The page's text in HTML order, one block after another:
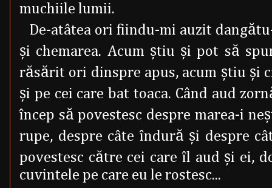
muchiile lumii.
De-atâtea ori fiindu-mi auzit
şi chemarea. Acum ştiu şi pot să
răsărit ori dinspre apus, acum ştiu şi
şi pe cei care bat toaca. Când aud
încep să povestesc despre marea-i
rupe, despre câte îndură şi despre
povestesc către cei care îl aud şi ei,
cuvintele pe care eu le rostesc...